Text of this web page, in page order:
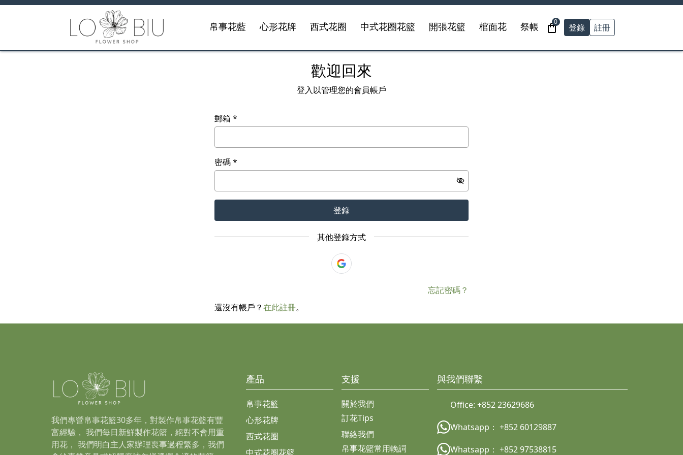
帛事花藍 心形花牌 西式花圈 中式花圈花籃 開張花籃 棺面花 祭帳
0
登錄 註冊
歡迎回來
登入以管理您的會員帳戶
郵箱
密碼
登錄
其他登錄方式
忘記密碼？
還沒有帳戶？在此註冊。
我們專營帛事花籃30多年，對製作帛事花籃有豐
富經驗， 我們每日新鮮製作花籃，絕對不會用重
用花， 我們明白主人家辦理喪事過程繁多，我們
產品
帛事花籃
心形花牌
西式花圈
中式花圈花籃
支援
關於我們
訂花Tips
聯絡我們
帛事花籃常用輓詞
與我們聯繫
Office: +852 23629686
Whatsapp： +852 60129887
Whatsapp： +852 97538815